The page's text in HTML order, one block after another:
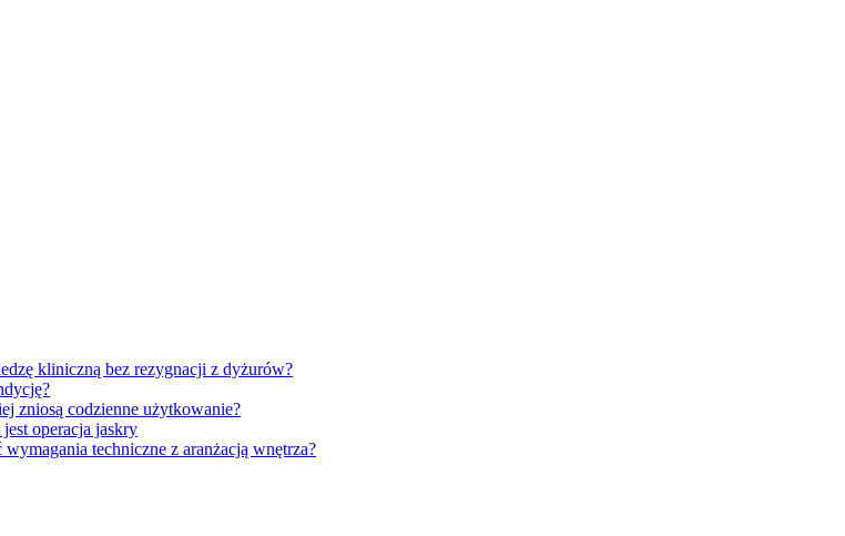
kliniczną bez rezygnacji z dyżurów?
zniosą codzienne użytkowanie?
operacja jaskry
techniczne z aranżacją wnętrza?